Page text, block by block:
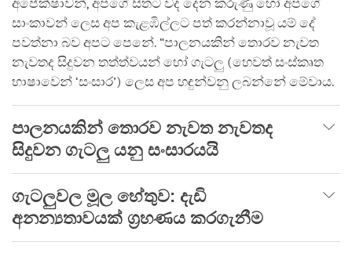
අපේක්ෂාවන්, අපගේ සිතට වද දෙන කරුණු හෝ අපගේ
සාංකාවන් ලෙස අප කැළඹිල්ලට පත් කරන්නාවූ යම් දේ
පවත්නා බව අපට පෙනේ. “පාලනයකින් තොරව නැවත
නැවතද සිදුවන තත්ත්වයන් හෝ ගැටලු (හෙවත් සංස්කෘත
භාෂාවෙන් ‘සංසාර’) ලෙස අප හඳුන්වනු ලබන්නේ මේවාය.
පාලනයකින් තොරව නැවත නැවතද
සිදුවන ගැටලු යනු සංසාරයයි
ගැටලුවල මූල හේතුව: දැඩි
අනන්‍යතාවයක් ග්‍රහණය කරගැනීම